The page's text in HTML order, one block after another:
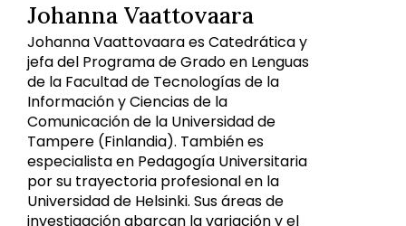
Johanna Vaattovaara
Johanna Vaattovaara es Catedrática y
jefa del Programa de Grado en Lenguas
de la Facultad de Tecnologías de la
Información y Ciencias de la
Comunicación de la Universidad de
Tampere (Finlandia). También es
especialista en Pedagogía Universitaria
por su trayectoria profesional en la
Universidad de Helsinki. Sus áreas de
investigación abarcan la variación y el